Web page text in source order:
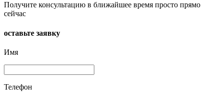
Получите консультацию в ближайшее время просто прямо
сейчас
оставьте заявку
Имя
Телефон